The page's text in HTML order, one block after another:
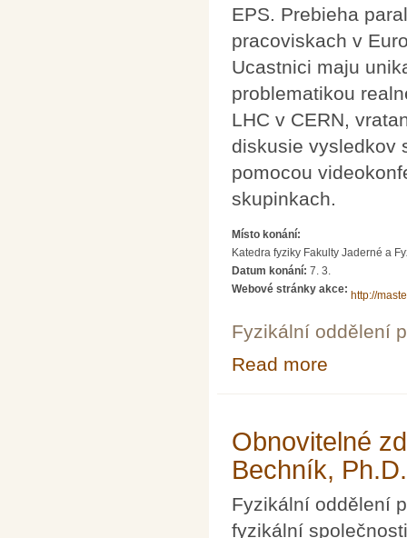
EPS. Prebieha
pracoviskach v
Ucastnici maju
problematikou
LHC v CERN,
diskusie vysledkov
pomocou
skupinkach.
Místo konání:
Katedra fyziky Fakulty Jaderné a
Datum konání: 7. 3.
Webové stránky akce:
http://
Fyzikální oddělení
Read more
Obnovitelné
Bechník,
Fyzikální oddělení
fyzikální